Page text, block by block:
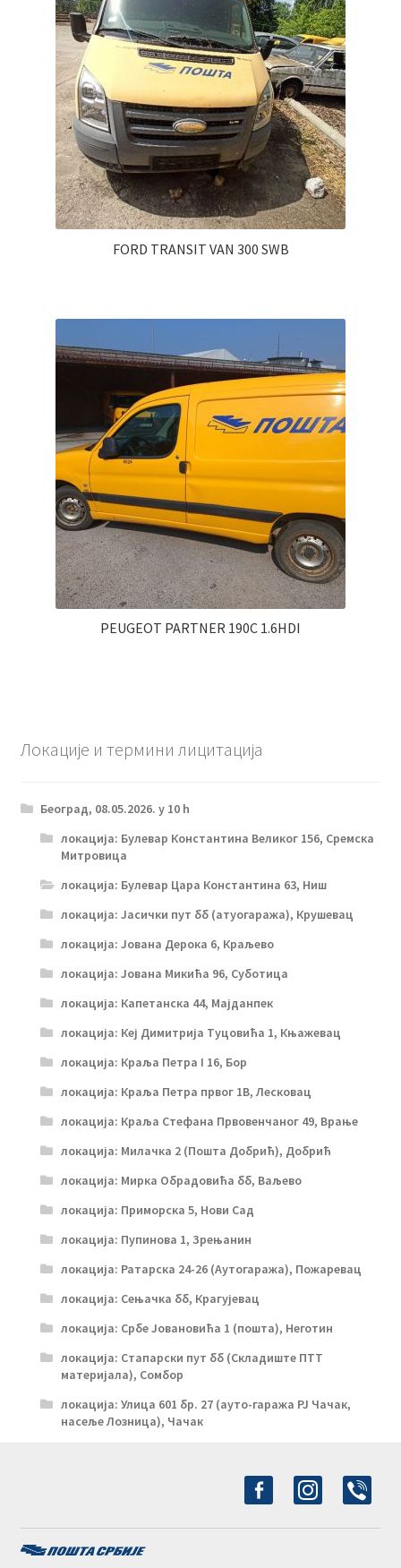
FORD TRANSIT VAN 300 SWB
PEUGEOT PARTNER 190C 1.6HDI
Локације и термини лицитација
Београд, 08.05.2026. у 10 h
локација: Булевар Константина Великог 156, Сремска
Митровица
локација: Булевар Цара Константина 63, Ниш
локација: Јасички пут бб (атуогаража), Крушевац
локација: Јована Дерока 6, Краљево
локација: Јована Микића 96, Суботица
локација: Капетанска 44, Мајданпек
локација: Кеј Димитрија Туцовића 1, Књажевац
локација: Краља Петра I 16, Бор
локација: Краља Петра првог 1В, Лесковац
локација: Краља Стефана Првовенчаног 49, Врање
локација: Милачка 2 (Пошта Добрић), Добрић
локација: Мирка Обрадовића бб, Ваљево
локација: Приморска 5, Нови Сад
локација: Пупинова 1, Зрењанин
локација: Ратарска 24-26 (Аутогаража), Пожаревац
локација: Сењачка бб, Крагујевац
локација: Србе Јовановића 1 (пошта), Неготин
локација: Стапарски пут бб (Складиште ПТТ
материјала), Сомбор
локација: Улица 601 бр. 27 (ауто-гаража РЈ Чачак,
насеље Лозница), Чачак
facebook-
alt
instagramviber